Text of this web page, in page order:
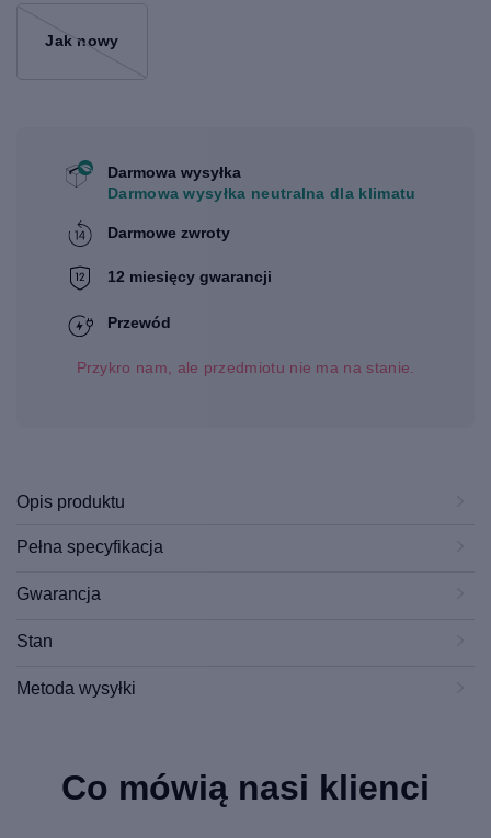
Jak nowy
Darmowa wysyłka
Darmowa wysyłka neutralna dla klimatu
Darmowe zwroty
12 miesięcy gwarancji
Przewód
Przykro nam, ale przedmiotu nie ma na stanie.
Opis produktu
Pełna specyfikacja
Gwarancja
Stan
Metoda wysyłki
Co mówią nasi klienci